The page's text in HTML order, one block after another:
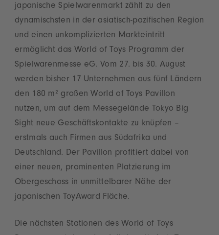
japanische Spielwarenmarkt zählt zu den
dynamischsten in der asiatisch-pazifischen Region
und einen unkomplizierten Markteintritt
ermöglicht das World of Toys Programm der
Spielwarenmesse eG. Vom 27. bis 30. August
werden bisher 17 Unternehmen aus fünf Ländern
den 180 m² großen World of Toys Pavillon
nutzen, um auf dem Messegelände Tokyo Big
Sight neue Geschäftskontakte zu knüpfen –
erstmals auch Firmen aus Südafrika und
Deutschland. Der Pavillon profitiert dabei von
einer neuen, prominenten Platzierung im
Obergeschoss in unmittelbarer Nähe der
japanischen ToyAward Fläche.
Die nächsten Stationen des World of Toys